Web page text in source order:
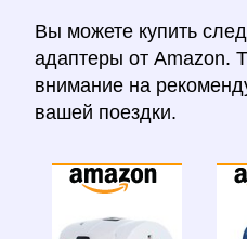
Вы можете купить
адаптеры от Amazon.
внимание на
вашей поездки.